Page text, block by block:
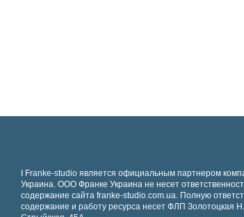
І Franke-studio является официальным партнером
Украина. ООО Франке Украина не несет
содержание сайта franke-studio.com.ua. Полную
содержание и работу ресурса несет ФЛП Золотоцкая